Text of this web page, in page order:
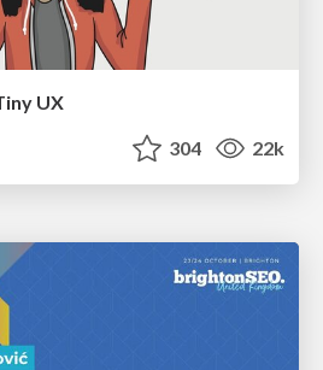
UX
304 22k